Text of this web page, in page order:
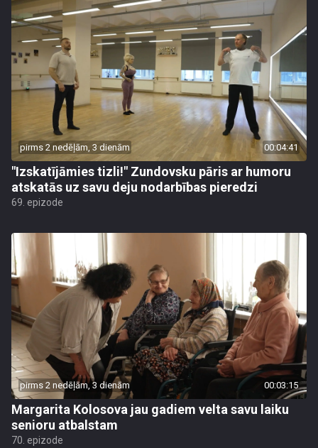
pirms 2 nedēļām, 3 dienām 00:04:41
"Izskatījāmies tizli!" Zundovsku pāris ar humoru
atskatās uz savu deju nodarbības pieredzi
69. epizode
pirms 2 nedēļām, 3 dienām 00:03:15
Margarita Kolosova jau gadiem velta savu laiku
senioru atbalstam
70. epizode